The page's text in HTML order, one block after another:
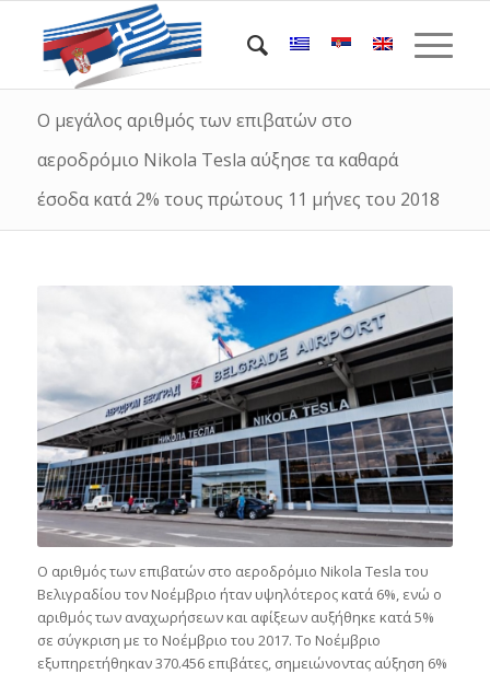
Ο μεγάλος αριθμός των επιβατών στο
αεροδρόμιο Nikola Tesla αύξησε τα καθαρά
έσοδα κατά 2% τους πρώτους 11 μήνες του 2018
Ο αριθμός των επιβατών στο αεροδρόμιο Nikola Tesla του
Βελιγραδίου τον Νοέμβριο ήταν υψηλότερος κατά 6%, ενώ ο
αριθμός των αναχωρήσεων και αφίξεων αυξήθηκε κατά 5%
σε σύγκριση με το Νοέμβριο του 2017. Το Νοέμβριο
εξυπηρετήθηκαν 370.456 επιβάτες, σημειώνοντας αύξηση 6%